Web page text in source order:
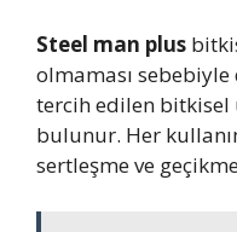
Steel man plus
olmaması
tercih edilen
bulunur. Her
sertleşme ve